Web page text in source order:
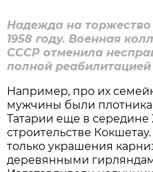
Надежда на
1958 году. Военная
СССР отменила
полной реабилитацией
Например, про их
мужчины были
Татарии еще в середине
строительстве
только украшения
деревянными